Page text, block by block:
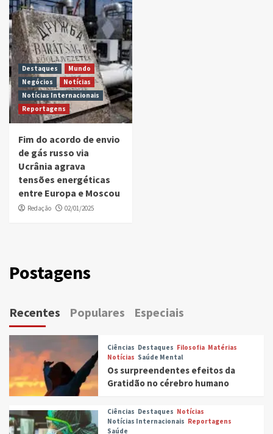
Destaques
Mundo
Negócios
Notícias
Notícias Internacionais
Reportagens
Fim do acordo de envio
de gás russo via
Ucrânia agrava
tensões energéticas
entre Europa e Moscou
Redação 02/01/2025
Postagens
Recentes Populares Especiais
Ciências Destaques Filosofia Matérias
Notícias Saúde Mental
Os surpreendentes efeitos da
Gratidão no cérebro humano
Ciências Destaques Notícias
Notícias Internacionais Reportagens
Saúde